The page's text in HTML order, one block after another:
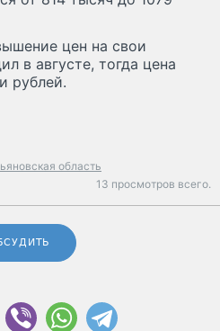
цен на свои
в августе, тогда цена
рублей.
область
13 просмотров всего.